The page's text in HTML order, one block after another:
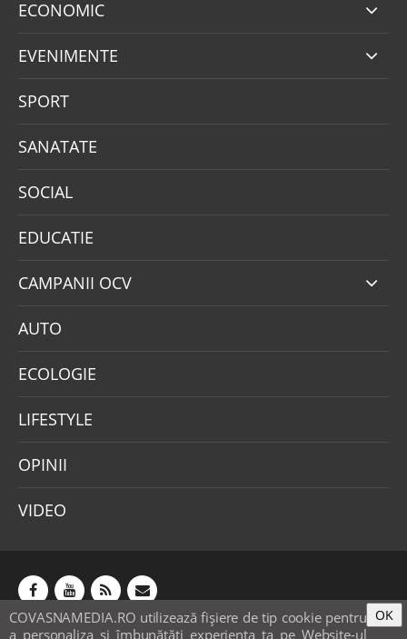
ECONOMIC
EVENIMENTE
SPORT
SANATATE
SOCIAL
EDUCATIE
CAMPANII OCV
AUTO
ECOLOGIE
LIFESTYLE
OPINII
VIDEO
COVASNAMEDIA.RO utilizează fişiere de tip cookie pentru
a personaliza și îmbunătăți experiența ta pe Website-ul
OK
Abonamente Publicitate Mica publicitate